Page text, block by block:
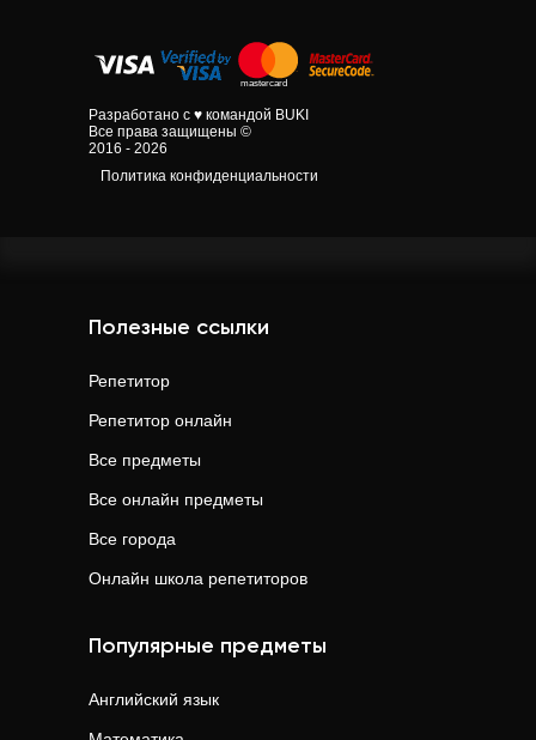
Разработано с ♥ командой BUKI
Все права защищены ©
2016 - 2026
Политика конфиденциальности
Полезные ссылки
Репетитор
Репетитор онлайн
Все предметы
Все онлайн предметы
Все города
Онлайн школа репетиторов
Популярные предметы
Английский язык